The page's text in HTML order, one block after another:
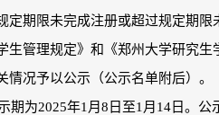
定期限未完成注册或超过规定期
生管理规定》和《郑州大学研究生
情况予以公示（公示名单附后）。
为2025年1月8日至1月14日。公